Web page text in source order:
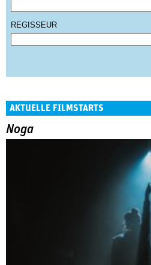
REGISSEUR
AKTUELLE FILMSTARTS
Noga